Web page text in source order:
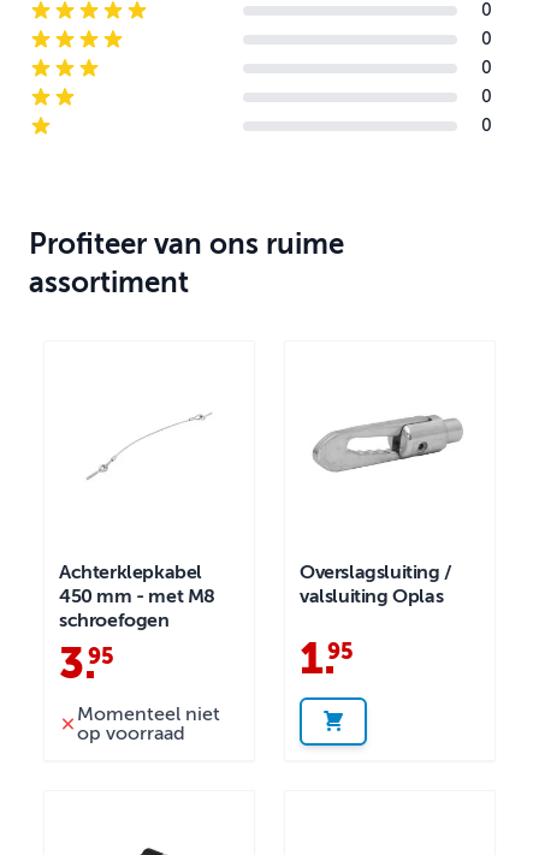
5-star reviews
0
4-star reviews
0
3-star reviews
0
2-star reviews
0
1-star reviews
0
Profiteer van ons ruime
assortiment
Achterklepkabel
450 mm - met M8
schroefogen
3.
95
Momenteel niet
op voorraad
Overslagsluiting /
valsluiting Oplas
1.
95